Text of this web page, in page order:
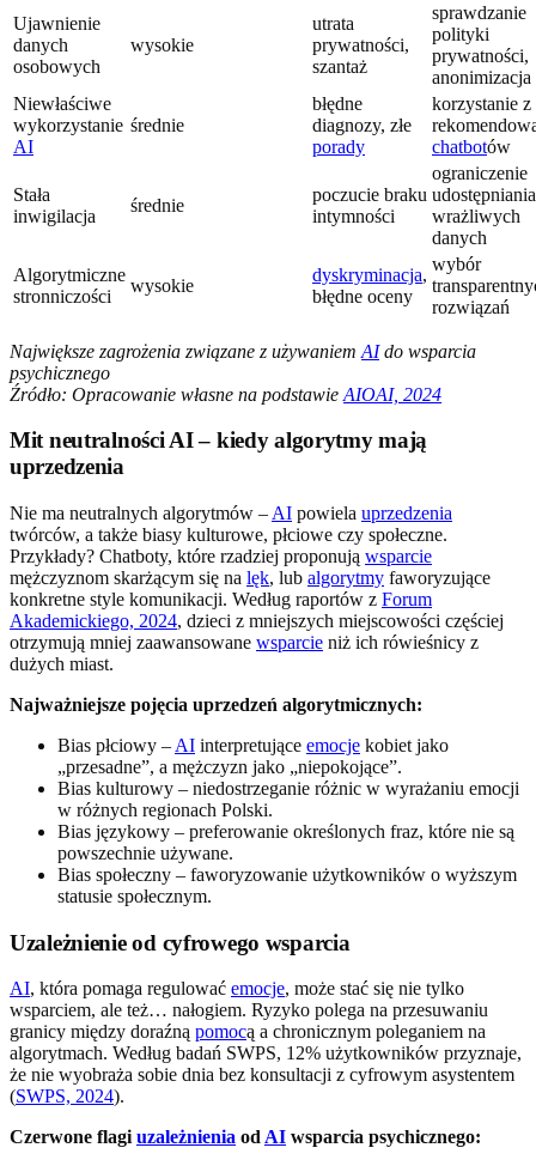
Ujawnienie
danych
osobowych
wysokie
utrata
prywatności,
szantaż
sprawdzanie
polityki
prywatności,
anonimizacja
Niewłaściwe
wykorzystanie
AI
średnie
błędne
diagnozy, złe
porady
korzystanie z
chatbotów
Stała
inwigilacja
średnie
poczucie braku
intymności
ograniczenie
udostępniania
wrażliwych
danych
Algorytmiczne
stronniczości
wysokie
dyskryminacja,
błędne oceny
wybór
rozwiązań
Największe zagrożenia związane z używaniem AIdo wsparcia
psychicznego
Źródło: Opracowanie własne na podstawie AIOAI, 2024
Mit neutralności AI – kiedy algorytmy mają
uprzedzenia
Nie ma neutralnych algorytmów – AI powiela uprzedzenia
twórców, a także biasy kulturowe, płciowe czy społeczne.
Przykłady? Chatboty, które rzadziej proponują wsparcie
mężczyznom skarżącym się na lęk, lub algorytmy faworyzujące
konkretne style komunikacji. Według raportów z Forum
Akademickiego, 2024, dzieci z mniejszych miejscowości częściej
otrzymują mniej zaawansowane wsparcie niż ich rówieśnicy z
dużych miast.
Najważniejsze pojęcia uprzedzeń algorytmicznych:
Bias płciowy – AI interpretujące emocje kobiet jako
„przesadne”, a mężczyzn jako „niepokojące”.
Bias kulturowy – niedostrzeganie różnic w wyrażaniu emocji
w różnych regionach Polski.
Bias językowy – preferowanie określonych fraz, które nie są
powszechnie używane.
Bias społeczny – faworyzowanie użytkowników o wyższym
statusie społecznym.
Uzależnienie od cyfrowego wsparcia
AI, która pomaga regulować emocje, może stać się nie tylko
wsparciem, ale też… nałogiem. Ryzyko polega na przesuwaniu
granicy między doraźną pomocą a chronicznym poleganiem na
algorytmach. Według badań SWPS, 12% użytkowników przyznaje,
że nie wyobraża sobie dnia bez konsultacji z cyfrowym asystentem
(SWPS, 2024).
Czerwone flagiuzależnienia odAI wsparcia psychicznego: